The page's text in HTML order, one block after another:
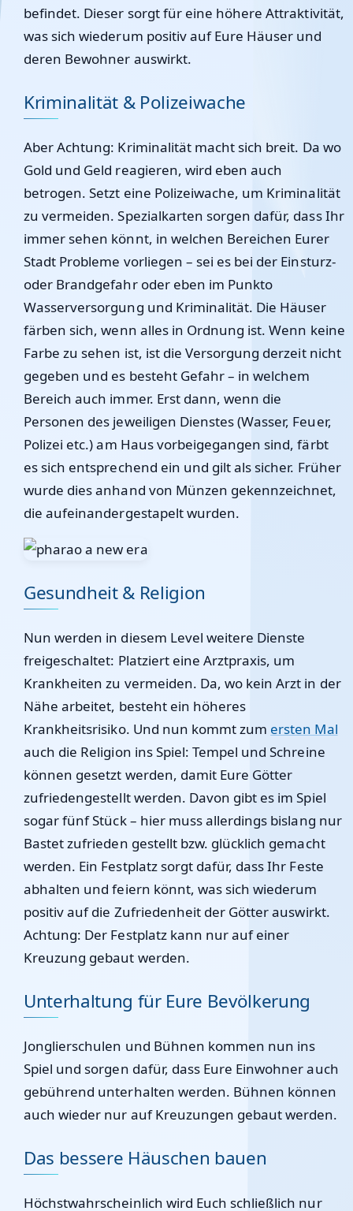
befindet. Dieser sorgt für eine höhere Attraktivität,
was sich wiederum positiv auf Eure Häuser und
deren Bewohner auswirkt.
Kriminalität & Polizeiwache
Aber Achtung: Kriminalität macht sich breit. Da wo
Gold und Geld reagieren, wird eben auch
betrogen. Setzt eine Polizeiwache, um Kriminalität
zu vermeiden. Spezialkarten sorgen dafür, dass Ihr
immer sehen könnt, in welchen Bereichen Eurer
Stadt Probleme vorliegen – sei es bei der Einsturz-
oder Brandgefahr oder eben im Punkto
Wasserversorgung und Kriminalität. Die Häuser
färben sich, wenn alles in Ordnung ist. Wenn keine
Farbe zu sehen ist, ist die Versorgung derzeit nicht
gegeben und es besteht Gefahr – in welchem
Bereich auch immer. Erst dann, wenn die
Personen des jeweiligen Dienstes (Wasser, Feuer,
Polizei etc.) am Haus vorbeigegangen sind, färbt
es sich entsprechend ein und gilt als sicher. Früher
wurde dies anhand von Münzen gekennzeichnet,
die aufeinandergestapelt wurden.
Gesundheit & Religion
Nun werden in diesem Level weitere Dienste
freigeschaltet: Platziert eine Arztpraxis, um
Krankheiten zu vermeiden. Da, wo kein Arzt in der
Nähe arbeitet, besteht ein höheres
Krankheitsrisiko. Und nun kommt zum ersten Mal
auch die Religion ins Spiel: Tempel und Schreine
können gesetzt werden, damit Eure Götter
zufriedengestellt werden. Davon gibt es im Spiel
sogar fünf Stück – hier muss allerdings bislang nur
Bastet zufrieden gestellt bzw. glücklich gemacht
werden. Ein Festplatz sorgt dafür, dass Ihr Feste
abhalten und feiern könnt, was sich wiederum
positiv auf die Zufriedenheit der Götter auswirkt.
Achtung: Der Festplatz kann nur auf einer
Kreuzung gebaut werden.
Unterhaltung für Eure Bevölkerung
Jonglierschulen und Bühnen kommen nun ins
Spiel und sorgen dafür, dass Eure Einwohner auch
gebührend unterhalten werden. Bühnen können
auch wieder nur auf Kreuzungen gebaut werden.
Das bessere Häuschen bauen
Höchstwahrscheinlich wird Euch schließlich nur